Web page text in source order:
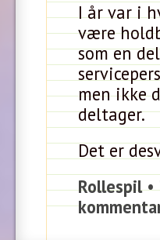
I år var i
være
som en
men ikke
deltager.
Det er
Rollespil•